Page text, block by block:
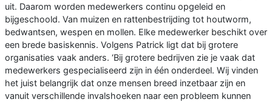
uit. Daarom worden medewerkers continu opgeleid en
bijgeschoold. Van muizen en rattenbestrijding tot houtworm,
bedwantsen, wespen en mollen. Elke medewerker beschikt over
een brede basiskennis. Volgens Patrick ligt dat bij grotere
organisaties vaak anders. ‘Bij grotere bedrijven zie je vaak dat
medewerkers gespecialiseerd zijn in één onderdeel. Wij vinden
het juist belangrijk dat onze mensen breed inzetbaar zijn en
vanuit verschillende invalshoeken naar een probleem kunnen